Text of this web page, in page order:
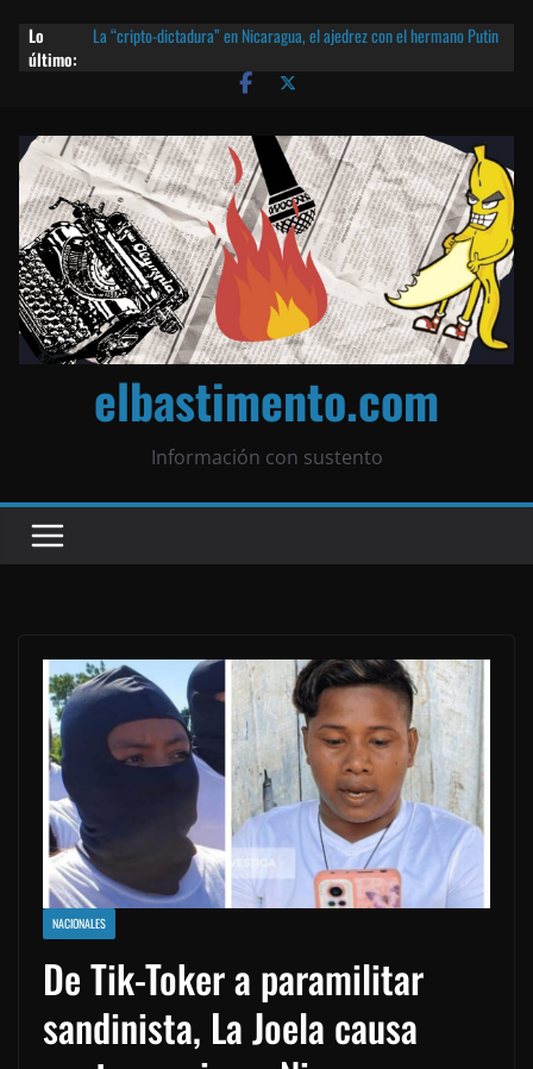
Lo
último:
¡O lo que queda!
y otras noticias | ¡O lo que queda!
queda!
¡El partido único! Nicaragua, la Corea del Norte con queso frito y el
Batman de Matagalpa
Las mentiras del Cardenal Leopoldo Brenes con el Papa
elbastimento.com
Información con sustento
NACIONALES
De Tik-Toker a paramilitar
sandinista, La Joela causa